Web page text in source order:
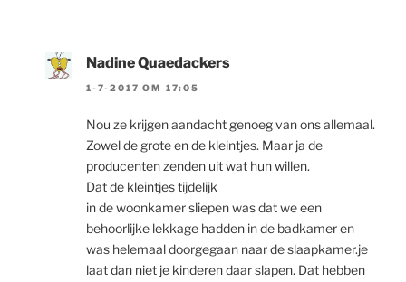
Nadine Quaedackers
1-7-2017 OM 17:05
Nou ze krijgen aandacht genoeg van ons allemaal.
Zowel de grote en de kleintjes. Maar ja de
producenten zenden uit wat hun willen.
Dat de kleintjes tijdelijk
in de woonkamer sliepen was dat we een
behoorlijke lekkage hadden in de badkamer en
was helemaal doorgegaan naar de slaapkamer.je
laat dan niet je kinderen daar slapen. Dat hebben